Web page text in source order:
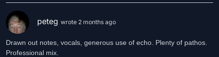
peteg wrote 2 months ago
Drawn out notes, vocals, generous use of echo. Plenty of pathos.
Professional mix.